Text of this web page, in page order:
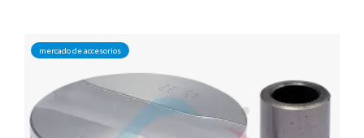
mercado de accesorios